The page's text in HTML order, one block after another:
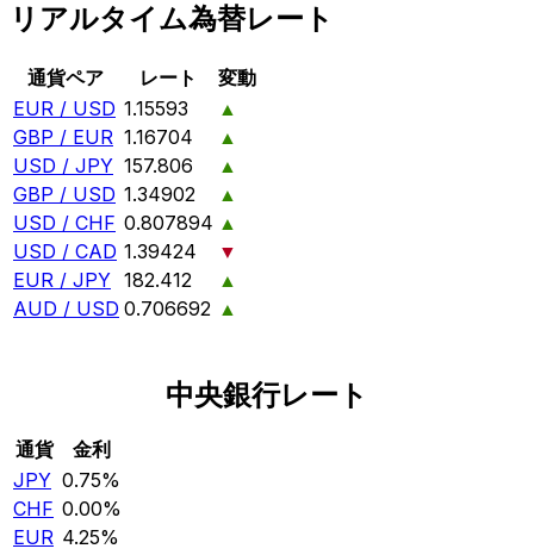
リアルタイム為替レート
通貨ペア レート
変動
EUR / USD 1.15593
▲
GBP / EUR 1.16704
▲
USD / JPY 157.806
▲
GBP / USD 1.34902
▲
USD / CHF 0.807894 ▲
USD / CAD 1.39424
▼
EUR / JPY 182.412
▲
AUD / USD 0.706692 ▲
中央銀行レート
通貨
金利
JPY 0.75%
CHF 0.00%
EUR 4.25%